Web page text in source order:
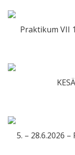
Praktikum VII
5. – 28.6.2026 –